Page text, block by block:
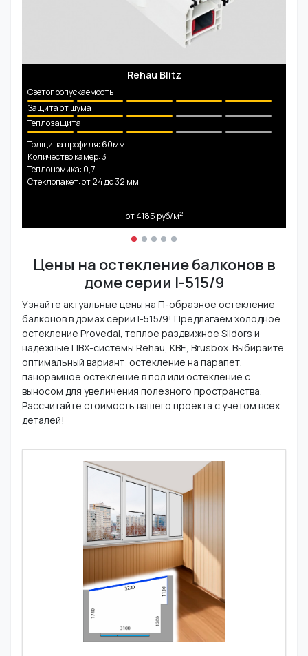
Rehau Blitz
Светопропускаемость
Защита от шума
Теплозащита
Толщина профиля: 60мм
Количество камер: 3
Теплономика: 0,7
Стеклопакет: от 24 до 32 мм
от 4185 руб/м2
Цены на остекление балконов в
доме серии I-515/9
Узнайте актуальные цены на П-образное остекление
балконов в домах серии I-515/9! Предлагаем холодное
остекление Provedal, теплое раздвижное Slidors и
надежные ПВХ-системы Rehau, KBE, Brusbox. Выбирайте
оптимальный вариант: остекление на парапет,
панорамное остекление в пол или остекление с
выносом для увеличения полезного пространства.
Рассчитайте стоимость вашего проекта с учетом всех
деталей!